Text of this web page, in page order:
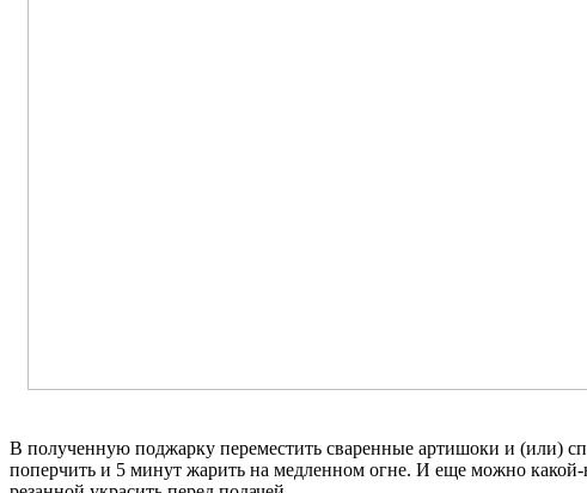
В полученную поджарку переместить сваренные артишоки и (или)
поперчить и 5 минут жарить на медленном огне. И еще можно какой-